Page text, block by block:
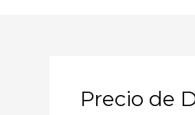
Precio de